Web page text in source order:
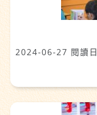
2024-06-27 閱讀日